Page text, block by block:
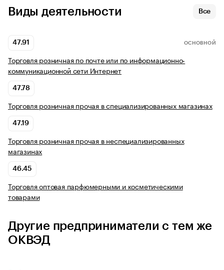
Виды деятельности Все
47.91 ОСНОВНОЙ
Торговля розничная по почте или по информационно-
коммуникационной сети Интернет
47.78
Торговля розничная прочая в специализированных магазинах
47.19
Торговля розничная прочая в неспециализированных
магазинах
46.45
Торговля оптовая парфюмерными и косметическими
товарами
Другие предприниматели с тем же
ОКВЭД